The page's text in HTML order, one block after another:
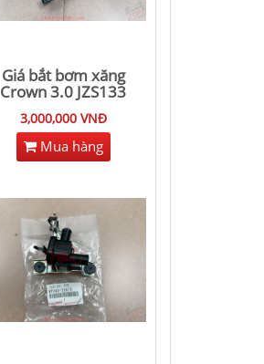
Giá bắt bơm xăng
Crown 3.0 JZS133
3,000,000 VNĐ
Mua hàng